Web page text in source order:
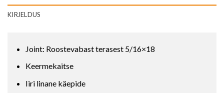
KIRJELDUS
Joint: Roostevabast terasest 5/16×18
Keermekaitse
Iiri linane käepide